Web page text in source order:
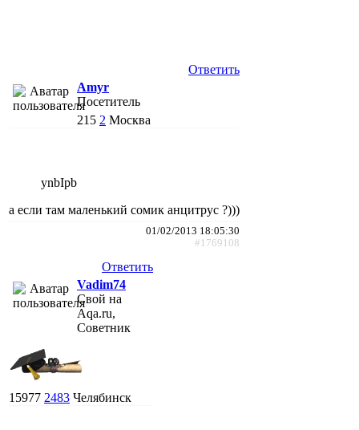
Ответить
Amyr
Посетитель
215 2 Москва
ynbIpb
а если там маленький сомик анцитрус ?)))
01/02/2013 18:05:30
#1769108
Ответить
Vadim74
Свой на
Aqa.ru,
Советник
15977 2483 Челябинск